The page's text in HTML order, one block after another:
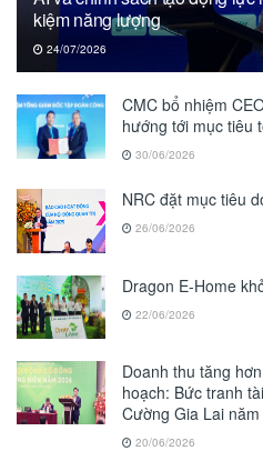
kiệm năng lượng
24/07/2026
CMC bổ nhiệm
hướng tới mục tiêu
30/06/2026
NRC đặt mục tiêu
26/06/2026
Dragon E-Home
22/06/2026
Doanh thu tăng
hoạch: Bức tranh
Cường Gia Lai
20/06/2026